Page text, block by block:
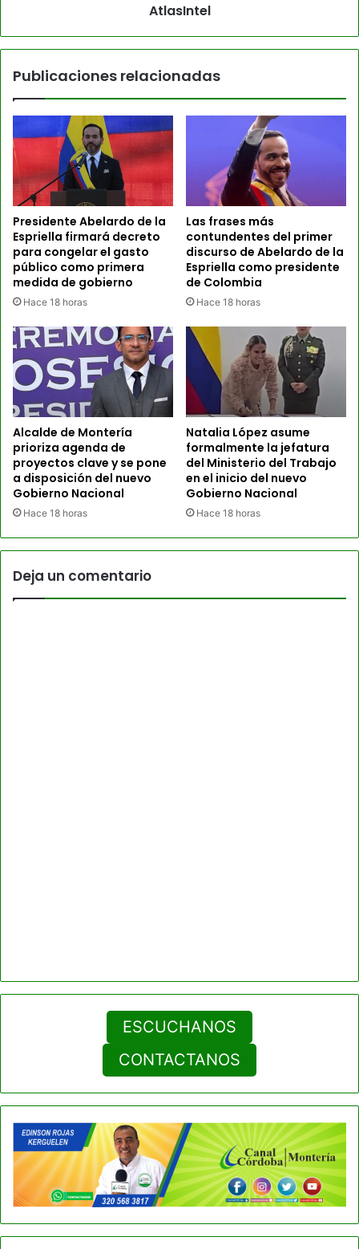
AtlasIntel
Publicaciones relacionadas
Presidente Abelardo de la
Espriella firmará decreto
para congelar el gasto
público como primera
medida de gobierno
Hace 18 horas
Las frases más
contundentes del primer
discurso de Abelardo de la
Espriella como presidente
de Colombia
Hace 18 horas
Alcalde de Montería
prioriza agenda de
proyectos clave y se pone
a disposición del nuevo
Gobierno Nacional
Hace 18 horas
Natalia López asume
formalmente la jefatura
del Ministerio del Trabajo
en el inicio del nuevo
Gobierno Nacional
Hace 18 horas
Deja un comentario
ESCUCHANOS
CONTACTANOS